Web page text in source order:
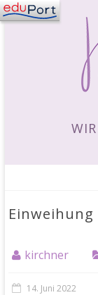
Einweihung
kirchner
14. Juni 2022